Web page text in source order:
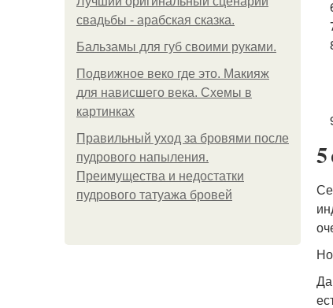
свадьбы - арабская сказка.
Бальзамы для губ своими руками.
Подвижное веко где это. Макияж
для нависшего века. Схемы в
картинках
Правильный уход за бровями после
пудрового напыления.
Преимущества и недостатки
пудрового татуажа бровей
5